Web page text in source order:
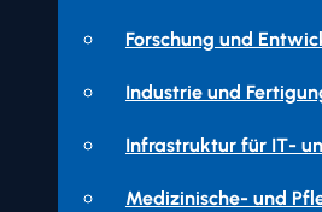
Forschung und
Industrie und
Infrastruktur für IT-
Medizinische- und